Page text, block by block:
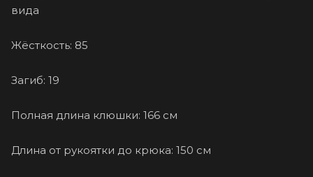
вида
Жёсткость: 85
Загиб: 19
Полная длина клюшки: 166 см
Длина от рукоятки до крюка: 150 см